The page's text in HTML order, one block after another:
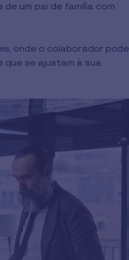
um pai de família com
onde o colaborador pode
se ajustam à sua